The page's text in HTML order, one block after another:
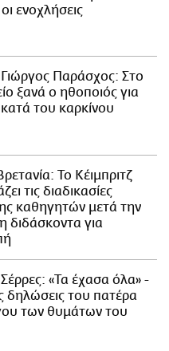
ενοχλήσεις
Παράσχος: Στο
ξανά ο ηθοποιός για
του καρκίνου
Το Κέιμπριτζ
τις διαδικασίες
καθηγητών μετά την
διδάσκοντα για
«Τα έχασα όλα» -
δηλώσεις του πατέρα
των θυμάτων του